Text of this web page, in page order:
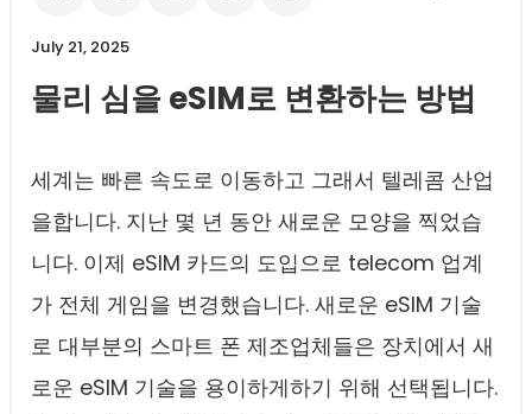
July 21, 2025
물리 심을 eSIM로 변환하는 방법
세계는 빠른 속도로 이동하고 그래서 텔레콤 산업
을합니다. 지난 몇 년 동안 새로운 모양을 찍었습
니다. 이제 eSIM 카드의 도입으로 telecom 업계
가 전체 게임을 변경했습니다. 새로운 eSIM 기술
로 대부분의 스마트 폰 제조업체들은 장치에서 새
로운 eSIM 기술을 용이하게하기 위해 선택됩니다.